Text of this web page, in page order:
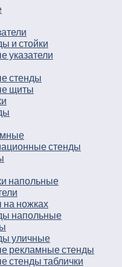
и стойки
указатели
стенды
щиты
стенды
напольные
ножках
напольные
уличные
рекламные стенды
стенды таблички